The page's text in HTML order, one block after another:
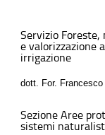
Servizio
e valorizzazione
irrigazione
dott. For. Francesco
Sezione Aree
sistemi